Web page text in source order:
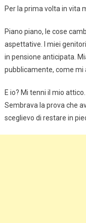
Per la prima volta in vita
Piano piano, le cose
aspettative. I miei
in pensione anticipata.
pubblicamente, come mi
E io? Mi tenni il mio
Sembrava la prova che
sceglievo di restare in